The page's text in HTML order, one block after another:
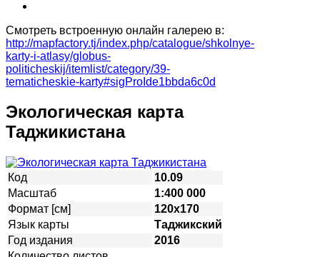
Смотреть встроенную онлайн галерею в:
http://mapfactory.tj/index.php/catalogue/shkolnye-
karty-i-atlasy/globus-
politicheskij/itemlist/category/39-
tematicheskie-karty#sigProIde1bbda6c0d
Экологическая карта
Таджикистана
Код
10.09
Масштаб
1:400 000
Формат [см]
120х170
Язык карты
Таджикский
Год издания
2016